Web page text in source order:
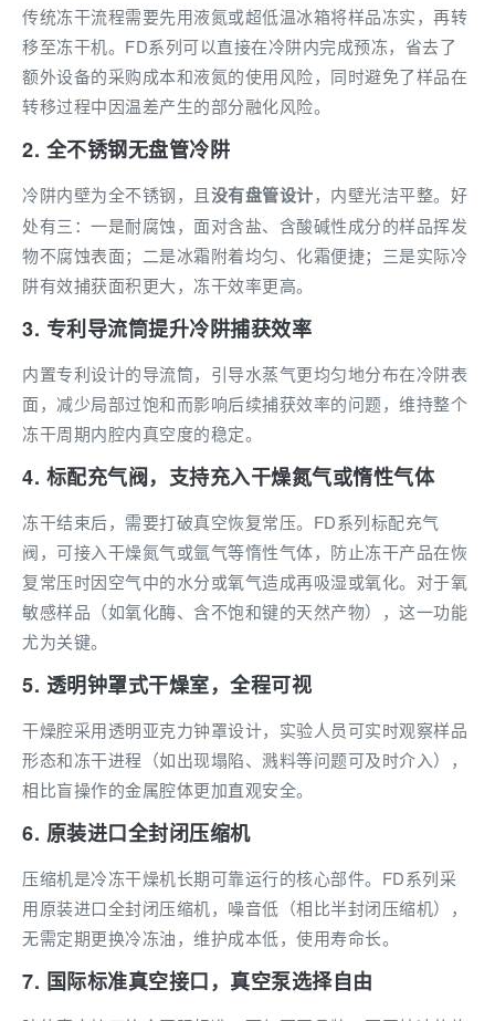
传统冻干流程需要先用液氮或超低温冰箱将样品冻实，再转
移至冻干机。FD系列可以直接在冷阱内完成预冻，省去了
额外设备的采购成本和液氮的使用风险，同时避免了样品在
转移过程中因温差产生的部分融化风险。
2. 全不锈钢无盘管冷阱
冷阱内壁为全不锈钢，且没有盘管设计，内壁光洁平整。好
处有三：一是耐腐蚀，面对含盐、含酸碱性成分的样品挥发
物不腐蚀表面；二是冰霜附着均匀、化霜便捷；三是实际冷
阱有效捕获面积更大，冻干效率更高。
3. 专利导流筒提升冷阱捕获效率
内置专利设计的导流筒，引导水蒸气更均匀地分布在冷阱表
面，减少局部过饱和而影响后续捕获效率的问题，维持整个
冻干周期内腔内真空度的稳定。
4. 标配充气阀，支持充入干燥氮气或惰性气体
冻干结束后，需要打破真空恢复常压。FD系列标配充气
阀，可接入干燥氮气或氩气等惰性气体，防止冻干产品在恢
复常压时因空气中的水分或氧气造成再吸湿或氧化。对于氧
敏感样品（如氧化酶、含不饱和键的天然产物），这一功能
尤为关键。
5. 透明钟罩式干燥室，全程可视
干燥腔采用透明亚克力钟罩设计，实验人员可实时观察样品
形态和冻干进程（如出现塌陷、溅料等问题可及时介入），
相比盲操作的金属腔体更加直观安全。
6. 原装进口全封闭压缩机
压缩机是冷冻干燥机长期可靠运行的核心部件。FD系列采
用原装进口全封闭压缩机，噪音低（相比半封闭压缩机），
无需定期更换冷冻油，维护成本低，使用寿命长。
7. 国际标准真空接口，真空泵选择自由